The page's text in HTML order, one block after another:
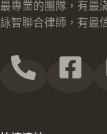
最專業的團隊，有最
詠智聯合律師，有最